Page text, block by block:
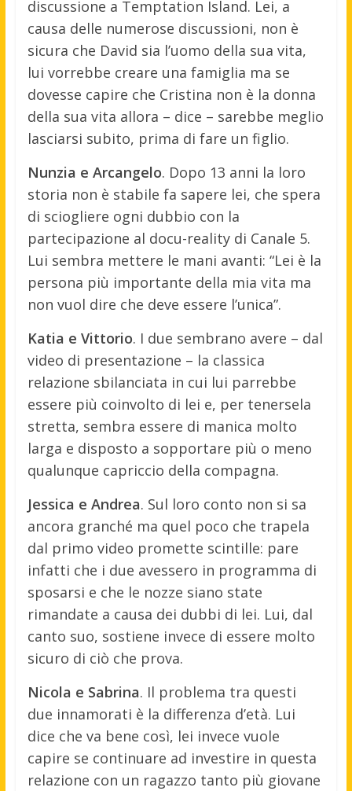
discussione a Temptation Island. Lei, a
causa delle numerose discussioni, non è
sicura che David sia l’uomo della sua vita,
lui vorrebbe creare una famiglia ma se
dovesse capire che Cristina non è la donna
della sua vita allora – dice – sarebbe meglio
lasciarsi subito, prima di fare un figlio.
Nunzia e Arcangelo. Dopo 13 anni la loro
storia non è stabile fa sapere lei, che spera
di sciogliere ogni dubbio con la
partecipazione al docu-reality di Canale 5.
Lui sembra mettere le mani avanti: “Lei è la
persona più importante della mia vita ma
non vuol dire che deve essere l’unica”.
Katia e Vittorio. I due sembrano avere – dal
video di presentazione – la classica
relazione sbilanciata in cui lui parrebbe
essere più coinvolto di lei e, per tenersela
stretta, sembra essere di manica molto
larga e disposto a sopportare più o meno
qualunque capriccio della compagna.
Jessica e Andrea. Sul loro conto non si sa
ancora granché ma quel poco che trapela
dal primo video promette scintille: pare
infatti che i due avessero in programma di
sposarsi e che le nozze siano state
rimandate a causa dei dubbi di lei. Lui, dal
canto suo, sostiene invece di essere molto
sicuro di ciò che prova.
Nicola e Sabrina. Il problema tra questi
due innamorati è la differenza d’età. Lui
dice che va bene così, lei invece vuole
capire se continuare ad investire in questa
relazione con un ragazzo tanto più giovane